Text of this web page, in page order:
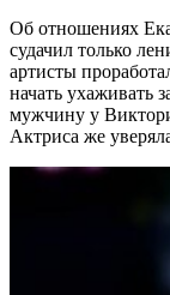
Об отношениях
судачил только
артисты
начать ухаживать
мужчину у
Актриса же